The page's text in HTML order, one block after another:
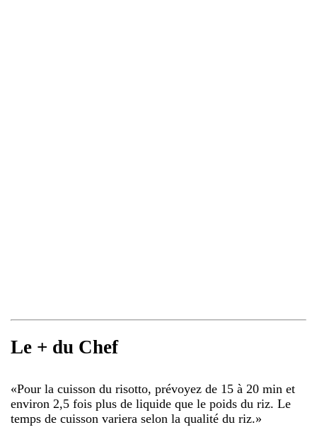
Le + du Chef
«Pour la cuisson du risotto, prévoyez de 15 à 20 min et
environ 2,5 fois plus de liquide que le poids du riz. Le
temps de cuisson variera selon la qualité du riz.»